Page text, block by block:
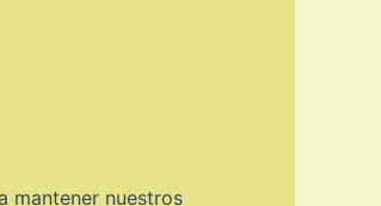
mantener nuestros